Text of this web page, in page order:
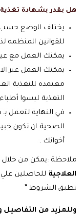
هل بقدر بشهادة
يختلف الوضع حسب
للقوانين المنظمه
يمكنك العمل مع
يمكنك العمل عبر
معتمده للتغذية
التغذية ليسوا
في النهايه لتعمل
الصحية ان تكون
أخوانك .
ملاحظة :يمكن من خلال
العلاجية للحاصلين علي
تطبق الشروط ”
وللمزيد من التفاصيل